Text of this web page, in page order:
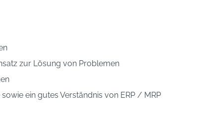
zur Lösung von Problemen
ein gutes Verständnis von ERP / MRP